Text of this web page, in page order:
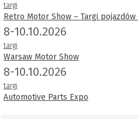
targi
Retro Motor Show – Targi
8-10.10.2026
targi
Warsaw Motor Show
8-10.10.2026
targi
Automotive Parts Expo